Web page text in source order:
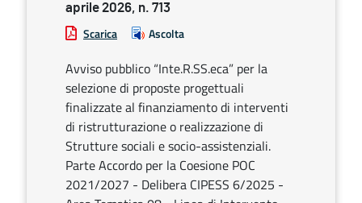
aprile 2026, n. 713
Scarica Ascolta
Avviso pubblico “Inte.R.SS.eca” per la
selezione di proposte progettuali
finalizzate al finanziamento di interventi
di ristrutturazione o realizzazione di
Strutture sociali e socio-assistenziali.
Parte Accordo per la Coesione POC
2021/2027 - Delibera CIPESS 6/2025 -